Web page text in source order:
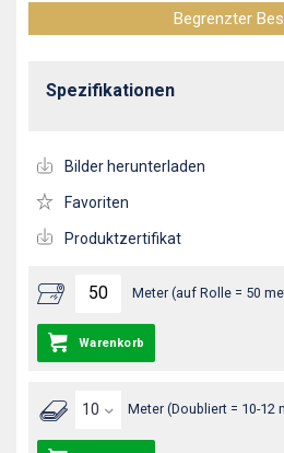
Meter (auf Rolle = 50
Warenkorb
Meter (Doubliert = 10-12
Begrenzter
Spezifikationen
Bilder herunterladen
Favoriten
Produktzertifikat